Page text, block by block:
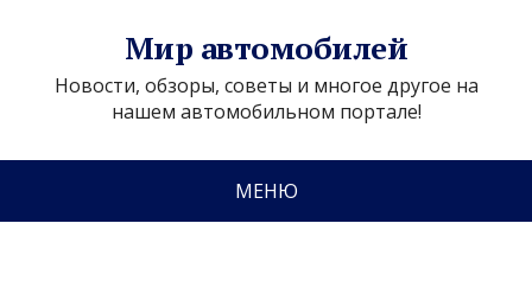
Мир автомобилей
Новости, обзоры, советы и многое другое на
нашем автомобильном портале!
МЕНЮ